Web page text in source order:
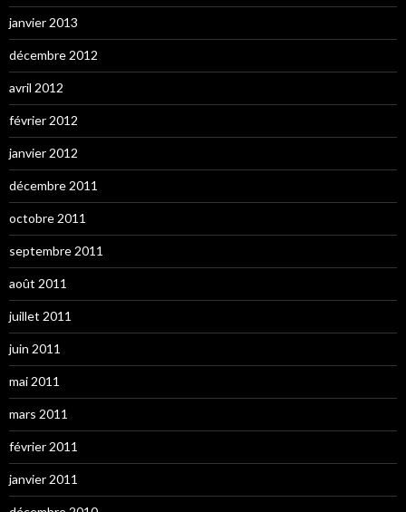
janvier 2013
décembre 2012
avril 2012
février 2012
janvier 2012
décembre 2011
octobre 2011
septembre 2011
août 2011
juillet 2011
juin 2011
mai 2011
mars 2011
février 2011
janvier 2011